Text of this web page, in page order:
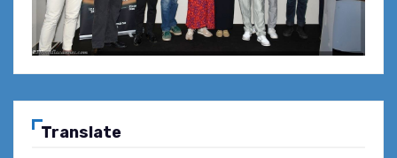
Translate